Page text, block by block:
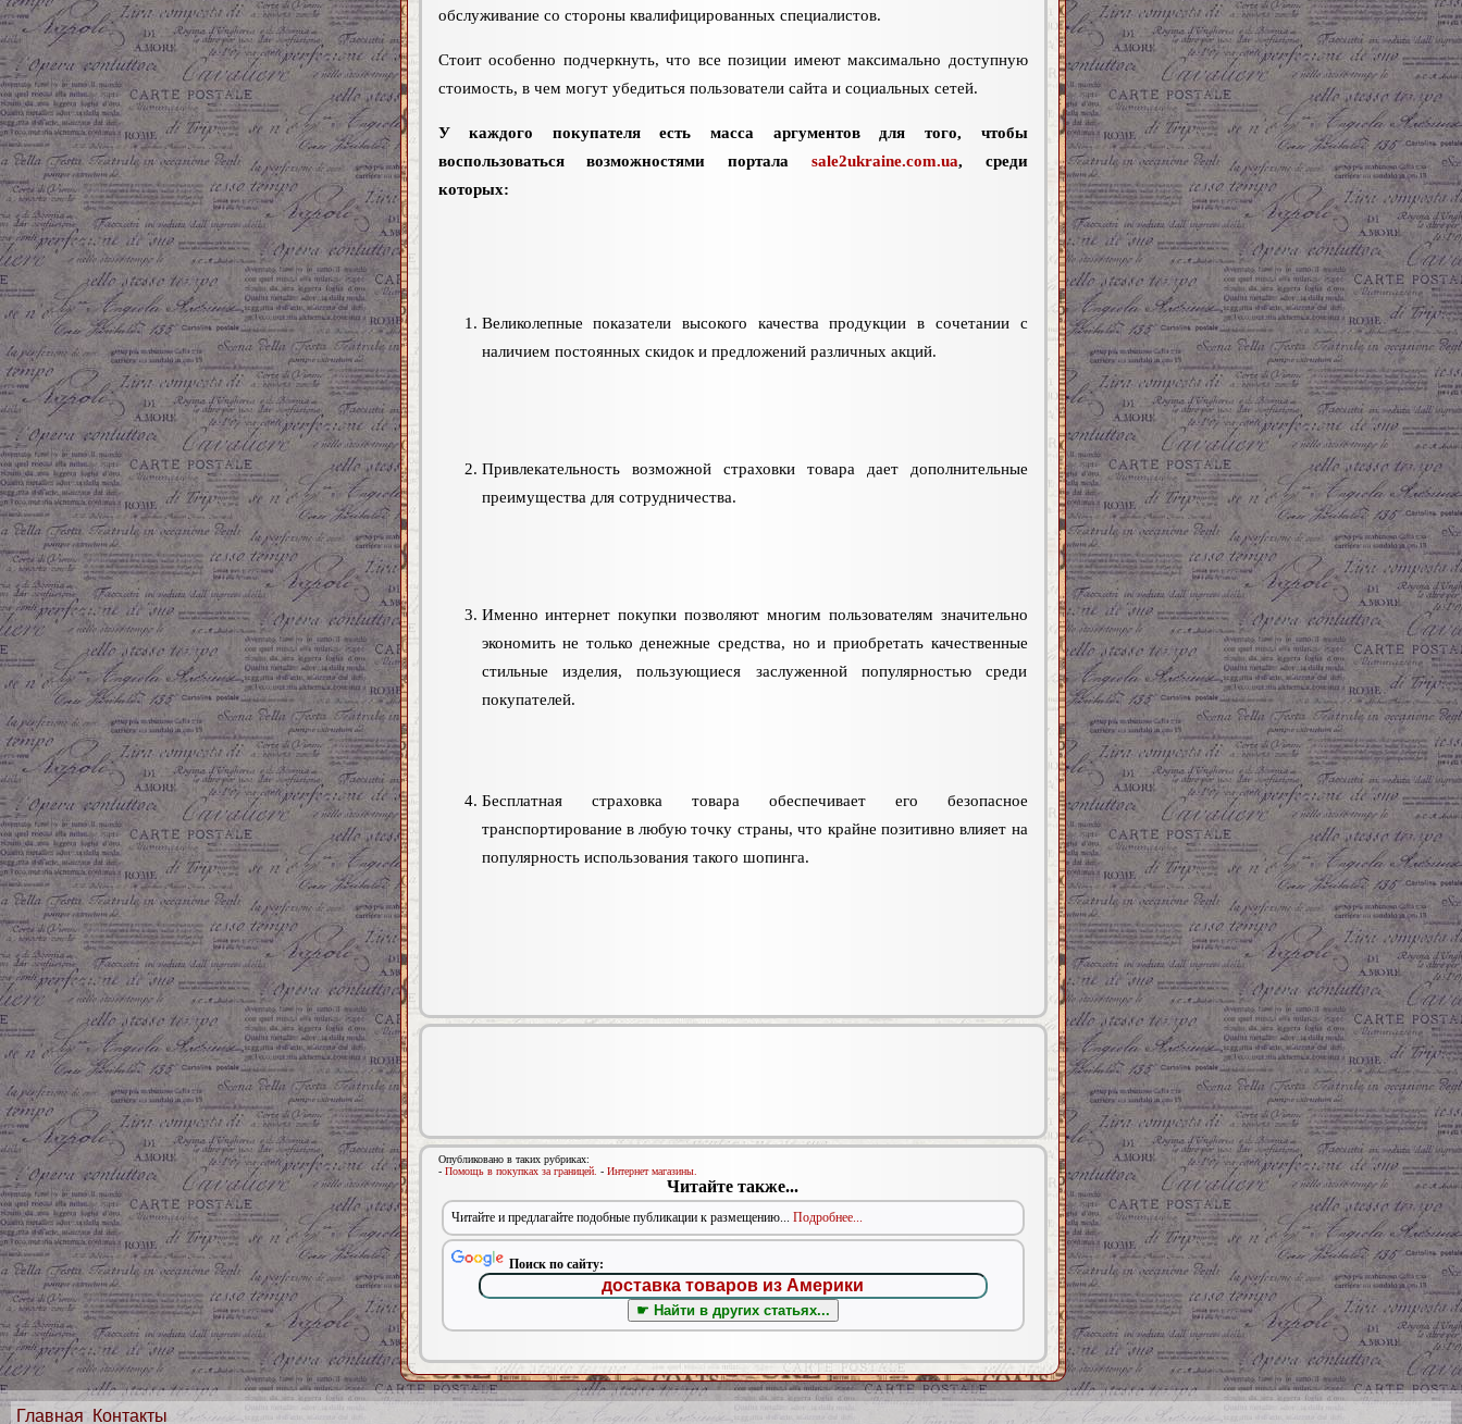
обслуживание со стороны квалифицированных специалистов.
Стоит особенно подчеркнуть, что все позиции имеют максимально доступную
стоимость, в чем могут убедиться пользователи сайта и социальных сетей.
У каждого покупателя есть масса аргументов для того, чтобы
воспользоваться возможностями портала sale2ukraine.com.ua, среди
которых:
Великолепные показатели высокого качества продукции в сочетании с
наличием постоянных скидок и предложений различных акций.
Привлекательность возможной страховки товара дает дополнительные
преимущества для сотрудничества.
Именно интернет покупки позволяют многим пользователям значительно
экономить не только денежные средства, но и приобретать качественные
стильные изделия, пользующиеся заслуженной популярностью среди
покупателей.
Бесплатная страховка товара обеспечивает его безопасное
транспортирование в любую точку страны, что крайне позитивно влияет на
популярность использования такого шопинга.
Опубликовано в таких рубриках:
- Помощь в покупках за границей. - Интернет магазины.
Читайте также...
Читайте и предлагайте подобные публикации к размещению... Подробнее...
Поиск по сайту:
Главная Контакты